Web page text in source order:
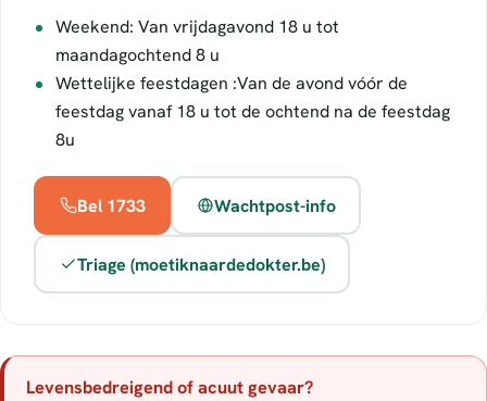
Weekend: Van vrijdagavond 18 u tot
maandagochtend 8 u
Wettelijke feestdagen :Van de avond vóór de
feestdag vanaf 18 u tot de ochtend na de feestdag
8u
Bel 1733 Wachtpost-info
Triage (moetiknaardedokter.be)
Levensbedreigend of acuut gevaar?